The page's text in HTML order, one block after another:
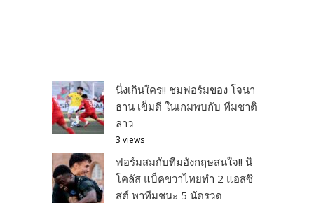
นิ่งเกินใคร!! ชมฟอร์มของ โจนา
ธาน เข็มดี ในเกมพบกับ ทีมชาติ
ลาว
3 views
ฟอร์มสมกับทีมอังกฤษสนใจ!! นิ
โคลัส แบ็คขวาไทยทำ 2 แอสซิ
สต์ พาทีมชนะ 5 นัดรวด